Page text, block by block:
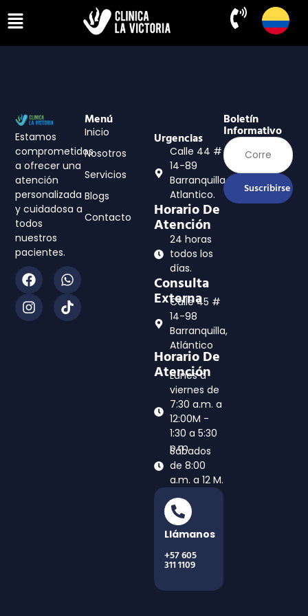
Estamos
comprometidos
a ofrecer una
atención
personalizada
y cuidadosa a
todos
nuestros
pacientes.
Menú
Inicio
Nosotros
Servicios
Blogs
Contacto
Urgencias
Calle 44 #
14-89
Barranquilla,
Atlantico.
Horario De
Atención
24 horas
todos los
días.
Consulta
Externa
Calle 45 #
14-98
Barranquilla,
Atlántico
Horario De
Atención
Lunes a
viernes de
7:30 a.m. a
12:00M -
1:30 a 5:30
p.m
Sábados
de 8:00
a.m. a 12 M.
Llámanos
+57 605
311 1109
Boletín
Informativo
Suscribirse